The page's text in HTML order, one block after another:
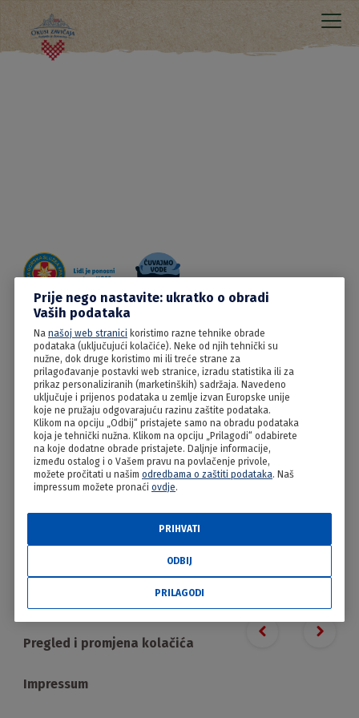
15.06.2022
Seljački jeftino i na brzinu!
Previous slide
Next
Pregled i promjena kolačića
Impressum
Prije nego nastavite: ukratko o obradi
Vaših podataka
Na našoj web stranici koristimo razne tehnike obrade
podataka (uključujući kolačiće). Neke od njih tehnički su
nužne, dok druge koristimo mi ili treće strane za
prilagođavanje postavki web stranice, izradu statistika ili za
prikaz personaliziranih (marketinških) sadržaja. Navedeno
uključuje i prijenos podataka u zemlje izvan Europske unije
koje ne pružaju odgovarajuću razinu zaštite podataka.
Klikom na opciju „Odbij“ pristajete samo na obradu podataka
koja je tehnički nužna. Klikom na opciju „Prilagodi“ odabirete
na koje dodatne obrade pristajete. Daljnje informacije,
između ostalog i o Vašem pravu na povlačenje privole,
možete pročitati u našim odredbama o zaštiti podataka. Naš
impressum možete pronaći ovdje.
ODBIJ
PRIHVATI
PRILAGODI